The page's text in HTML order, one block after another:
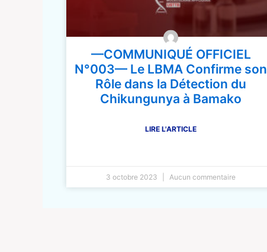
—COMMUNIQUÉ OFFICIEL
N°003— Le LBMA Confirme son
Rôle dans la Détection du
Chikungunya à Bamako
LIRE L'ARTICLE
3 octobre 2023 Aucun commentaire